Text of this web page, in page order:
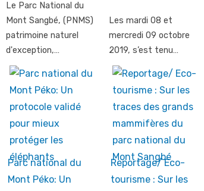
Le Parc National du
Mont Sangbé, (PNMS)
patrimoine naturel
d'exception,…
Les mardi 08 et
mercredi 09 octobre
2019, s’est tenu…
Parc national du
Mont Péko: Un
Reportage/ Eco-
tourisme : Sur les